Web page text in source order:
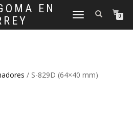
EN
CAMBIAR
0
/ S-829D (64×40 mm)